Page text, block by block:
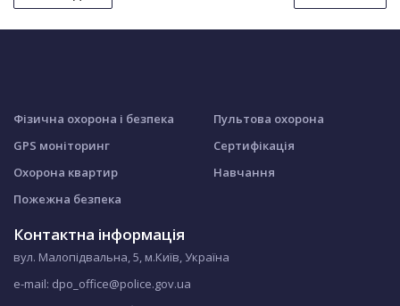
Фізична охорона і безпека
GPS моніторинг
Охорона квартир
Пожежна безпека
Пультова охорона
Сертифікація
Навчання
Контактна інформація
вул. Малопідвальна, 5, м.Київ, Україна
e-mail: dpo_office@police.gov.ua